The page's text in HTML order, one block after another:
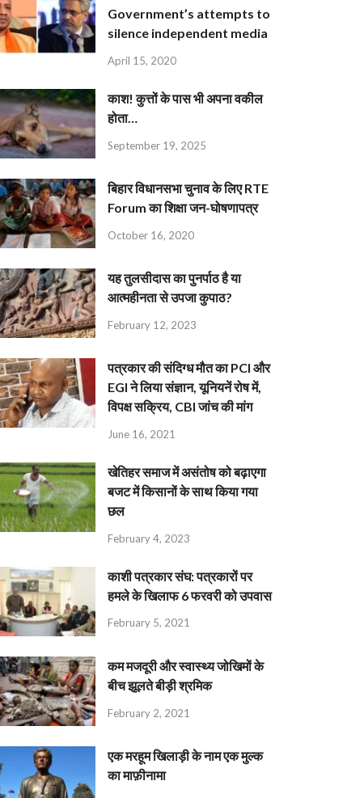
Government’s attempts to
silence independent media
April 15, 2020
काश! कुत्तों के पास भी अपना वकील
होता…
September 19, 2025
बिहार विधानसभा चुनाव के लिए RTE
Forum का शिक्षा जन-घोषणापत्र
October 16, 2020
यह तुलसीदास का पुनर्पाठ है या
आत्महीनता से उपजा कुपाठ?
February 12, 2023
पत्रकार की संदिग्ध मौत का PCI और
EGI ने लिया संज्ञान, यूनियनें रोष में,
विपक्ष सक्रिय, CBI जांच की मांग
June 16, 2021
खेतिहर समाज में असंतोष को बढ़ाएगा
बजट में किसानों के साथ किया गया
छल
February 4, 2023
काशी पत्रकार संघ: पत्रकारों पर
हमले के खिलाफ 6 फरवरी को उपवास
February 5, 2021
कम मजदूरी और स्वास्थ्य जोखिमों के
बीच झूलते बीड़ी श्रमिक
February 2, 2021
एक मरहूम खिलाड़ी के नाम एक मुल्क
का माफ़ीनामा